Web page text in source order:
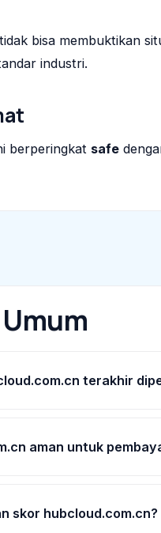
bisa membuktikan
industri.
berperingkat safe
terakhir
aman untuk
skor hubcloud.com.cn?